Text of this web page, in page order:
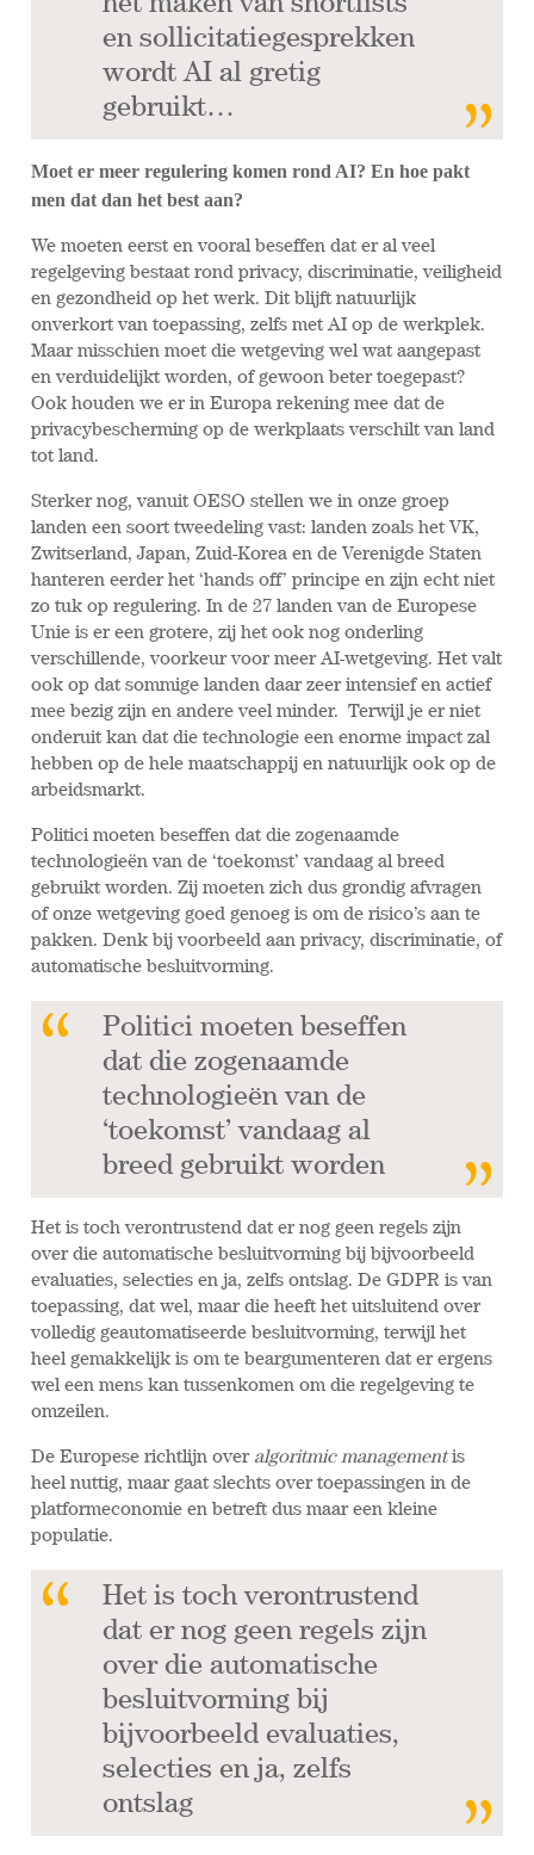
het maken van shortlists
en sollicitatiegesprekken
wordt AI al gretig
gebruikt…
Moet er meer regulering komen rond AI? En hoe pakt
men dat dan het best aan?
We moeten eerst en vooral beseffen dat er al veel
regelgeving bestaat rond privacy, discriminatie, veiligheid
en gezondheid op het werk. Dit blijft natuurlijk
onverkort van toepassing, zelfs met AI op de werkplek.
Maar misschien moet die wetgeving wel wat aangepast
en verduidelijkt worden, of gewoon beter toegepast?
Ook houden we er in Europa rekening mee dat de
privacybescherming op de werkplaats verschilt van land
tot land.
Sterker nog, vanuit OESO stellen we in onze groep
landen een soort tweedeling vast: landen zoals het VK,
Zwitserland, Japan, Zuid-Korea en de Verenigde Staten
hanteren eerder het ‘hands off’ principe en zijn echt niet
zo tuk op regulering. In de 27 landen van de Europese
Unie is er een grotere, zij het ook nog onderling
verschillende, voorkeur voor meer AI-wetgeving. Het valt
ook op dat sommige landen daar zeer intensief en actief
mee bezig zijn en andere veel minder. Terwijl je er niet
onderuit kan dat die technologie een enorme impact zal
hebben op de hele maatschappij en natuurlijk ook op de
arbeidsmarkt.
Politici moeten beseffen dat die zogenaamde
technologieën van de ‘toekomst’ vandaag al breed
gebruikt worden. Zij moeten zich dus grondig afvragen
of onze wetgeving goed genoeg is om de risico’s aan te
pakken. Denk bij voorbeeld aan privacy, discriminatie, of
automatische besluitvorming.
Politici moeten beseffen
dat die zogenaamde
technologieën van de
‘toekomst’ vandaag al
breed gebruikt worden
Het is toch verontrustend dat er nog geen regels zijn
over die automatische besluitvorming bij bijvoorbeeld
evaluaties, selecties en ja, zelfs ontslag. De GDPR is van
toepassing, dat wel, maar die heeft het uitsluitend over
volledig geautomatiseerde besluitvorming, terwijl het
heel gemakkelijk is om te beargumenteren dat er ergens
wel een mens kan tussenkomen om die regelgeving te
omzeilen.
De Europese richtlijn over algoritmic managementis
heel nuttig, maar gaat slechts over toepassingen in de
platformeconomie en betreft dus maar een kleine
populatie.
Het is toch verontrustend
dat er nog geen regels zijn
over die automatische
besluitvorming bij
bijvoorbeeld evaluaties,
selecties en ja, zelfs
ontslag